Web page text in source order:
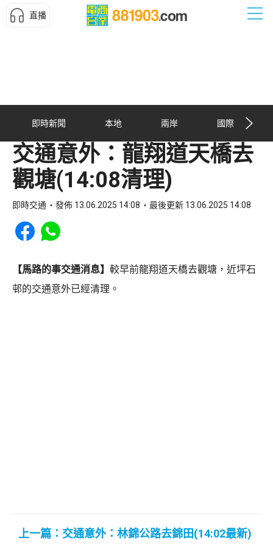
直播
即時新聞 本地 兩岸 國際
交通意外：龍翔道天橋去
觀塘(14:08清理)
即時交通 發佈 13.06.2025 14:08 最後更新 13.06.2025 14:08
Share to Facebook
Share to WhatsApp
【馬路的事交通消息】 較早前龍翔道天橋去觀塘，近坪石
邨的交通意外已經清理。
上一篇：交通意外：林錦公路去錦田(14:02最新)